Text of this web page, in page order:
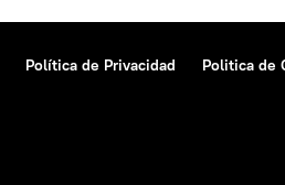
Política de Privacidad Politica de